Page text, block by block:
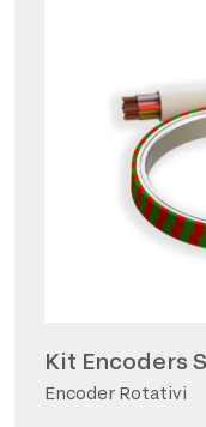
Kit Encoders
Encoder Rotativi